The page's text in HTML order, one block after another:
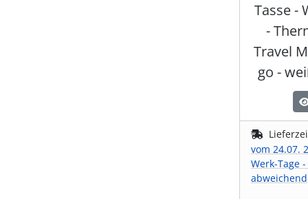
Tasse -
-
Travel
go -
vom 24.07.
Werk-Tage
abweichend